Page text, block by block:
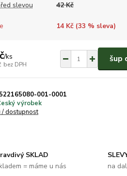
slevou
42 Kč
14 Kč (33 % sleva)
/ks
bez DPH
šup
522165080-001-0001
výrobek
/ dostupnost
SKLAD
= máme u nás
na